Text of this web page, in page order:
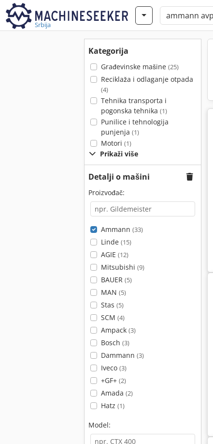
Srbija
Kategorija
Građevinske mašine (25)
Reciklaža i odlaganje otpada
(4)
Tehnika transporta i
pogonska tehnika (1)
Punilice i tehnologija
punjenja (1)
Motori (1)
Prikaži više
Detalji o mašini
Proizvođač:
Ammann (33)
Linde (15)
AGIE (12)
Mitsubishi (9)
BAUER (5)
MAN (5)
Stas (5)
SCM (4)
Ampack (3)
Bosch (3)
Dammann (3)
Iveco (3)
+GF+ (2)
Amada (2)
Hatz (1)
Model: